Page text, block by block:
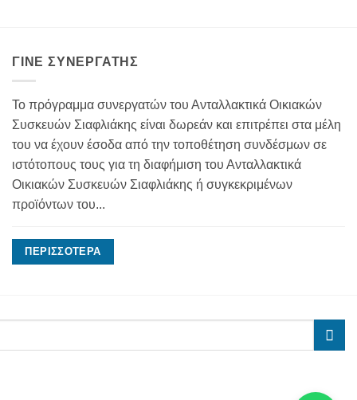
ΓΊΝΕ ΣΥΝΕΡΓΆΤΗΣ
Το πρόγραμμα συνεργατών του Ανταλλακτικά Οικιακών
Συσκευών Σιαφλιάκης είναι δωρεάν και επιτρέπει στα μέλη
του να έχουν έσοδα από την τοποθέτηση συνδέσμων σε
ιστότοπους τους για τη διαφήμιση του Ανταλλακτικά
Οικιακών Συσκευών Σιαφλιάκης ή συγκεκριμένων
προϊόντων του...
ΠΕΡΙΣΣΌΤΕΡΑ